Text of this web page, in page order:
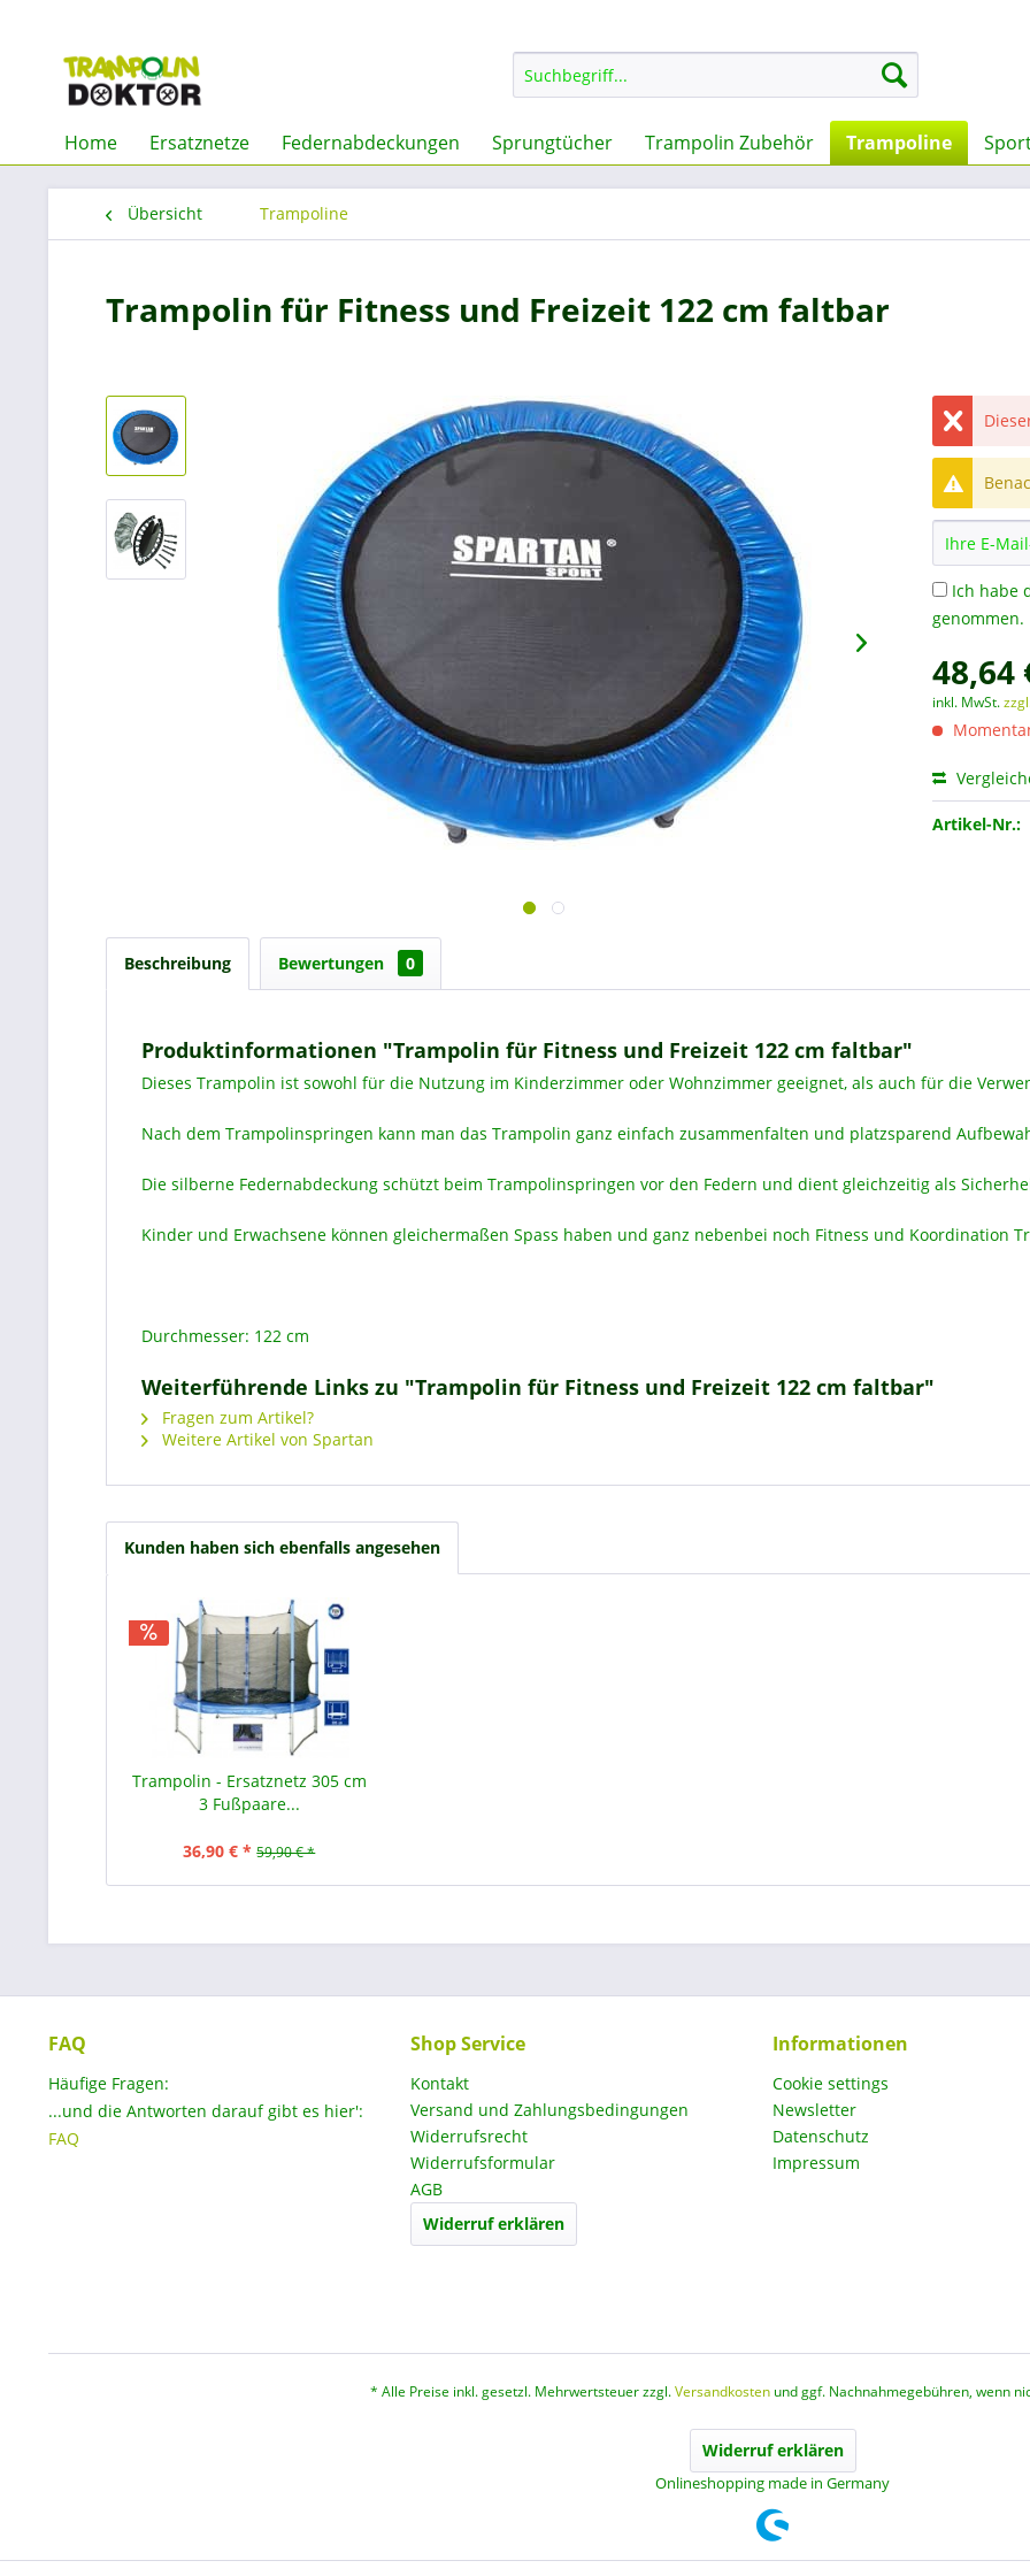
Home Ersatznetze Federnabdeckungen Sprungtücher Trampolin Zubehör Trampoline
Übersicht Trampoline
Trampolin für Fitness und Freizeit 122 cm faltbar
Ich habe
genommen.
48,64
inkl. MwSt.
Artikel-Nr.:
Beschreibung Bewertungen 0
Produktinformationen "Trampolin für Fitness und Freizeit 122 cm faltbar"
Dieses Trampolin ist sowohl für die Nutzung im Kinderzimmer oder Wohnzimmer geeignet, als auch für die
Nach dem Trampolinspringen kann man das Trampolin ganz einfach zusammenfalten und platzsparend
Die silberne Federnabdeckung schützt beim Trampolinspringen vor den Federn und dient gleichzeitig als
Kinder und Erwachsene können gleichermaßen Spass haben und ganz nebenbei noch Fitness und Koordination
Durchmesser: 122 cm
Weiterführende Links zu "Trampolin für Fitness und Freizeit 122 cm faltbar"
Fragen zum Artikel?
Weitere Artikel von Spartan
Kunden haben sich ebenfalls angesehen
Trampolin - Ersatznetz 305 cm
3 Fußpaare...
36,90 € * 59,90 € *
FAQ
Häufige Fragen:
...und die Antworten darauf gibt es hier':
FAQ
Shop Service
Kontakt
Versand und Zahlungsbedingungen
Widerrufsrecht
Widerrufsformular
AGB
Widerruf erklären
Informationen
Cookie settings
Newsletter
Datenschutz
Impressum
* Alle Preise inkl. gesetzl. Mehrwertsteuer zzgl.Versandkostenund ggf. Nachnahmegebühren, wenn
Widerruf erklären
Onlineshopping made in Germany